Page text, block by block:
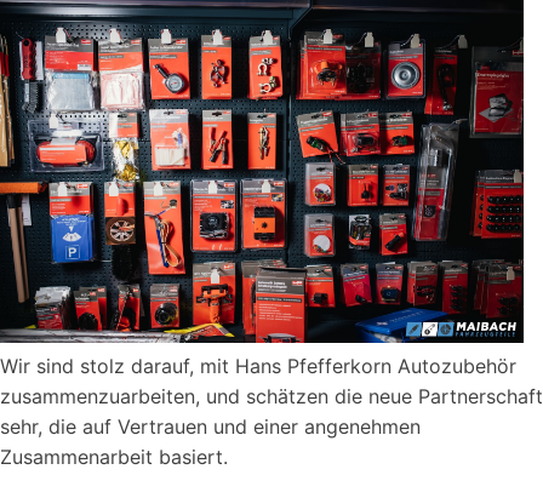
Wir sind stolz darauf, mit Hans Pfefferkorn Autozubehör
zusammenzuarbeiten, und schätzen die neue Partnerschaft
sehr, die auf Vertrauen und einer angenehmen
Zusammenarbeit basiert.